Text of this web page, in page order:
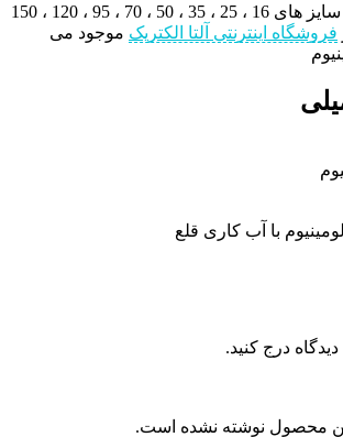
کابلشو آلومینیوم در سایز های 16 ، 25 ، 35 ، 50 ، 70 ، 95 ، 120 ، 150
فروشگاه اینترنتی آلتا الکتریک موجود می
با آب کاری قلع
درج کنید.
محصول نوشته نشده است.